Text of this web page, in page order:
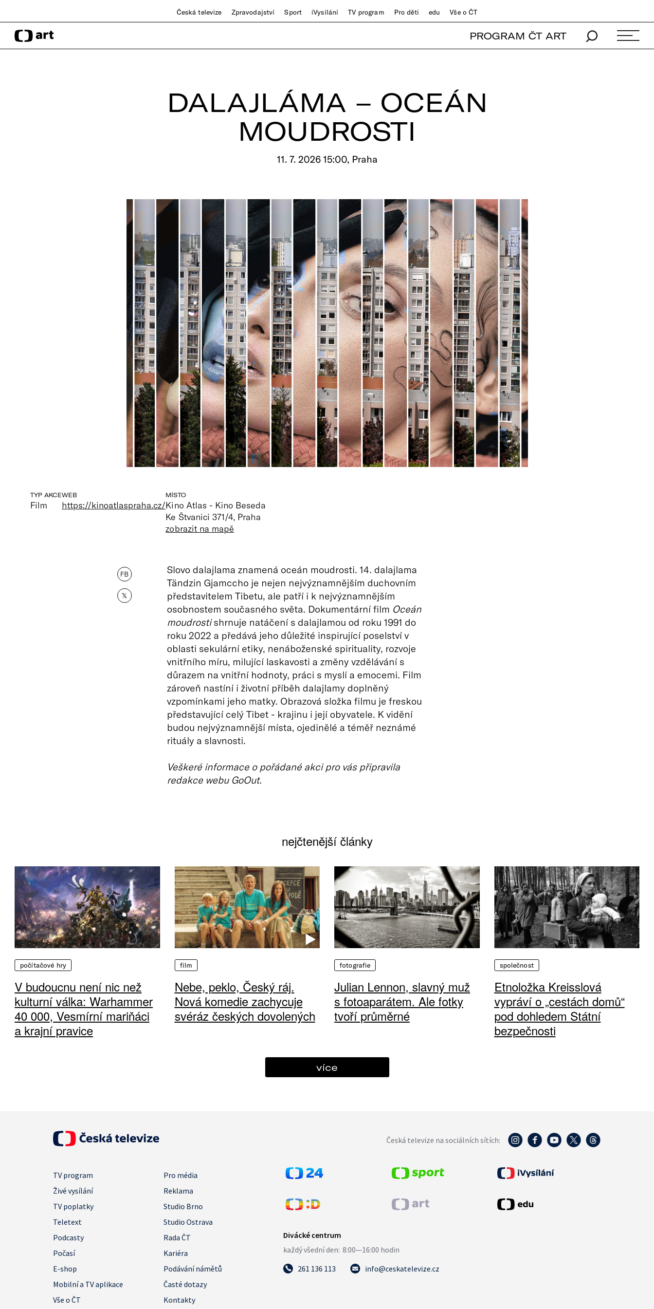
Česká televize Zpravodajství Sport iVysílání TV program Pro děti edu Vše o ČT
PROGRAM ČT ART
DALAJLÁMA – OCEÁN
MOUDROSTI
11. 7. 2026 15:00, Praha
TYP AKCE
Film
WEB
https://kinoatlaspraha.cz/
MÍSTO
Kino Atlas - Kino Beseda
Ke Štvanici 371/4, Praha
zobrazit na mapě
FB
𝕏
Slovo dalajlama znamená oceán moudrosti. 14. dalajlama
Tändzin Gjamccho je nejen nejvýznamnějším duchovním
představitelem Tibetu, ale patří i k nejvýznamnějším
osobnostem současného světa. Dokumentární film Oceán
moudrostishrnuje natáčení s dalajlamou od roku 1991 do
roku 2022 a předává jeho důležité inspirující poselství v
oblasti sekulární etiky, nenáboženské spirituality, rozvoje
vnitřního míru, milující laskavosti a změny vzdělávání s
důrazem na vnitřní hodnoty, práci s myslí a emocemi. Film
zároveň nastíní i životní příběh dalajlamy doplněný
vzpomínkami jeho matky. Obrazová složka filmu je freskou
představující celý Tibet - krajinu i její obyvatele. K vidění
budou nejvýznamnější místa, ojedinělé a téměř neznámé
rituály a slavnosti.
Veškeré informace o pořádané akci pro vás připravila
redakce webu GoOut.
nejčtenější články
počítačové hry
V budoucnu není nic než
kulturní válka: Warhammer
40 000, Vesmírní mariňáci
a krajní pravice
film
Nebe, peklo, Český ráj.
Nová komedie zachycuje
svéráz českých dovolených
fotografie
Julian Lennon, slavný muž
s fotoaparátem. Ale fotky
tvoří průměrné
společnost
Etnoložka Kreisslová
vypráví o „cestách domů“
pod dohledem Státní
bezpečnosti
více
Česká televize na sociálních sítích:
TV program
Pro média
Živé vysílání
Reklama
TV poplatky
Studio Brno
Teletext
Studio Ostrava
Podcasty
Rada ČT
Počasí
Kariéra
E-shop
Podávání námětů
Mobilní a TV aplikace
Časté dotazy
Vše o ČT
Kontakty
261 136 113 info@ceskatelevize.cz